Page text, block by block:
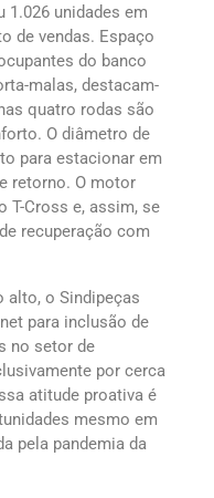
1.026 unidades em
de vendas. Espaço
do banco
malas, destacam-
quatro rodas são
O diâmetro de
para estacionar em
retorno. O motor
T-Cross e, assim, se
recuperação com
alto, o Sindipeças
para inclusão de
no setor de
por cerca
atitude proativa é
mesmo em
pela pandemia da